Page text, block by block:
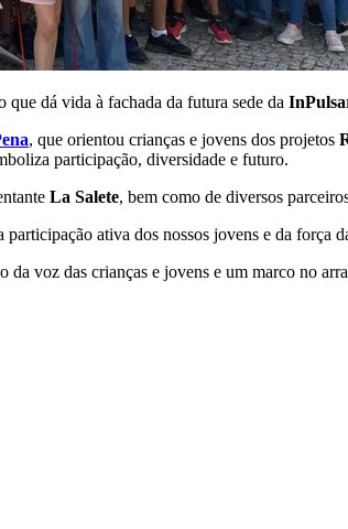
dá vida à fachada da futura sede da
, que orientou crianças e jovens dos projetos
participação, diversidade e futuro.
La Salete, bem como de diversos
ativa dos nossos jovens e da força
voz das crianças e jovens e um marco no